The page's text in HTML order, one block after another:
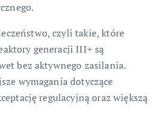
czyli takie, które
generacji III+ są
bez aktywnego zasilania.
wymagania dotyczące
regulacyjną oraz większą